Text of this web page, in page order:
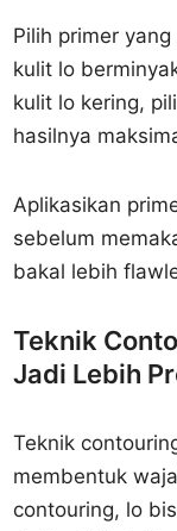
Pilih primer
kulit lo
kulit lo kering,
hasilnya
Aplikasikan
sebelum
bakal lebih
Teknik
Jadi Lebih
Teknik
membentuk
contouring, lo